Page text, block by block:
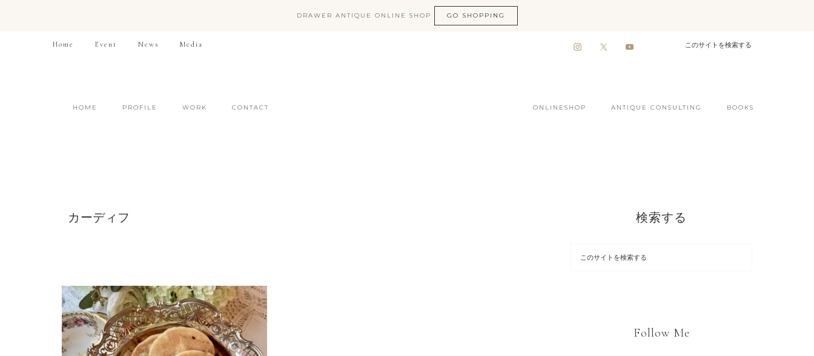
DRAWER ANTIQUE ONLINE SHOP GO SHOPPING
Home Event News Media
HOME PROFILE WORK CONTACT ONLINESHOP ANTIQUE CONSULTING BOOKS
カーディフ 検索する
Follow Me